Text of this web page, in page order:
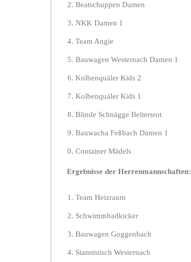
Beatschuppen Damen
NKK Damen 1
Team Angie
Bauwagen Westernach Damen 1
Kolbenquäler Kids 2
Kolbenquäler Kids 1
Blinde Schnägge Beltersrot
Bauwacha Feßbach Damen 1
Container Mädels
Ergebnisse der Herrenmannschaften:
Team Heizraum
Schwimmbadkicker
Bauwagen Goggenbach
Stammtisch Westernach